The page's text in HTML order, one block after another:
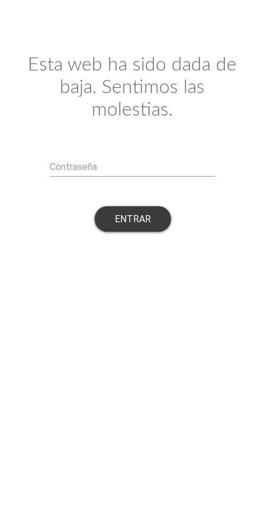
Esta web ha sido dada de
baja. Sentimos las
molestias.
Contraseña
ENTRAR